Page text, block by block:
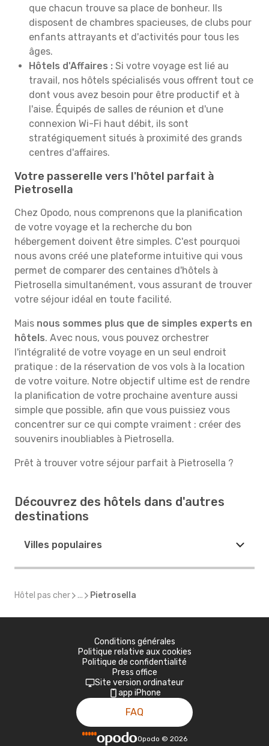
que chacun trouve sa place de bonheur. Ils
disposent de chambres spacieuses, de clubs pour
enfants attrayants et d'activités pour tous les
âges.
Hôtels d'Affaires : Si votre voyage est lié au
travail, nos hôtels spécialisés vous offrent tout ce
dont vous avez besoin pour être productif et à
l'aise. Équipés de salles de réunion et d'une
connexion Wi-Fi haut débit, ils sont
stratégiquement situés à proximité des grands
centres d'affaires.
Votre passerelle vers l'hôtel parfait à
Pietrosella
Chez Opodo, nous comprenons que la planification
de votre voyage et la recherche du bon
hébergement doivent être simples. C'est pourquoi
nous avons créé une plateforme intuitive qui vous
permet de comparer des centaines d'hôtels à
Pietrosella simultanément, vous assurant de trouver
votre séjour idéal en toute facilité.
Mais nous sommes plus que de simples experts en
hôtels. Avec nous, vous pouvez orchestrer
l'intégralité de votre voyage en un seul endroit
pratique : de la réservation de vos vols à la location
de votre voiture. Notre objectif ultime est de rendre
la planification de votre prochaine aventure aussi
simple que possible, afin que vous puissiez vous
concentrer sur ce qui compte vraiment : créer des
souvenirs inoubliables à Pietrosella.
Prêt à trouver votre séjour parfait à Pietrosella ?
Découvrez des hôtels dans d'autres
destinations
Villes populaires
Hôtel pas cher ... Pietrosella
Conditions générales
Politique relative aux cookies
Politique de confidentialité
Press office
Site version ordinateur
app iPhone
FAQ
Opodo © 2026